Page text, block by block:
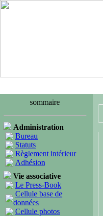
sommaire
Administration
Bureau
Statuts
Règlement intérieur
Adhésion
Vie associative
Le Press-Book
Cellule base de
données
Cellule photos